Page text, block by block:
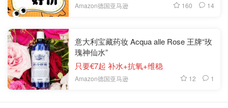
Amazon德国亚马逊 160 14
意大利宝藏药妆 Acqua alle Rose 王牌“玫
瑰神仙水”
只要€7起 补水+抗氧+维稳
Amazon德国亚马逊 12 1